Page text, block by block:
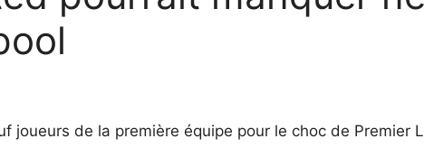
joueurs de la première équipe pour le choc de Premier